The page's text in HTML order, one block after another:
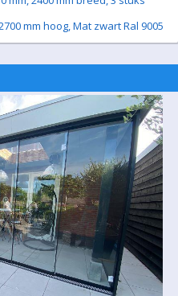
mm hoog, Mat zwart Ral 9005